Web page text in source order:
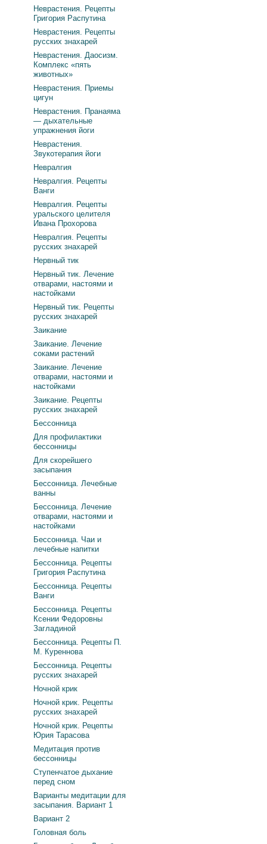
Неврастения. Рецепты
Григория Распутина
Неврастения. Рецепты
русских знахарей
Неврастения. Даосизм.
Комплекс «пять
животных»
Неврастения. Приемы
цигун
Неврастения. Пранаяма
— дыхательные
упражнения йоги
Неврастения.
Звукотерапия йоги
Невралгия
Невралгия. Рецепты
Ванги
Невралгия. Рецепты
уральского целителя
Ивана Прохорова
Невралгия. Рецепты
русских знахарей
Нервный тик
Нервный тик. Лечение
отварами, настоями и
настойками
Нервный тик. Рецепты
русских знахарей
Заикание
Заикание. Лечение
соками растений
Заикание. Лечение
отварами, настоями и
настойками
Заикание. Рецепты
русских знахарей
Бессонница
Для профилактики
бессонницы
Для скорейшего
засыпания
Бессонница. Лечебные
ванны
Бессонница. Лечение
отварами, настоями и
настойками
Бессонница. Чаи и
лечебные напитки
Бессонница. Рецепты
Григория Распутина
Бессонница. Рецепты
Ванги
Бессонница. Рецепты
Ксении Федоровны
Загладиной
Бессонница. Рецепты П.
М. Куреннова
Бессонница. Рецепты
русских знахарей
Ночной крик
Ночной крик. Рецепты
русских знахарей
Ночной крик. Рецепты
Юрия Тарасова
Медитация против
бессонницы
Ступенчатое дыхание
перед сном
Варианты медитации для
засыпания. Вариант 1
Вариант 2
Головная боль